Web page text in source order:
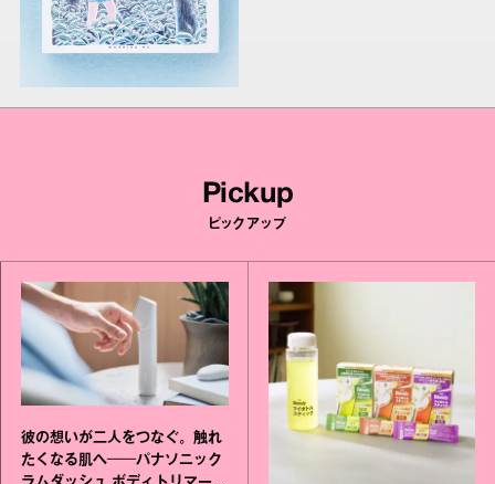
Pickup
ピックアップ
彼の想いが二人をつなぐ。触れ
たくなる肌へ──パナソニック